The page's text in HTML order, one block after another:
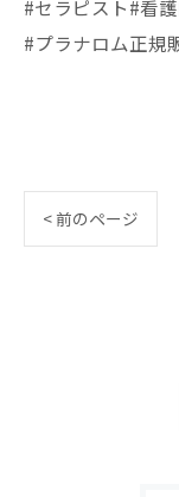
#セラピスト#看
#プラナロム正規
< 前のページ